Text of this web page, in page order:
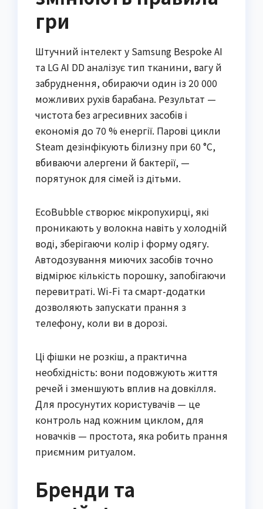
гри
Штучний інтелект у Samsung Bespoke AI
та LG AI DD аналізує тип тканини, вагу й
забруднення, обираючи один із 20 000
можливих рухів барабана. Результат —
чистота без агресивних засобів і
економія до 70 % енергії. Парові цикли
Steam дезінфікують білизну при 60 °C,
вбиваючи алергени й бактерії, —
порятунок для сімей із дітьми.
EcoBubble створює мікропухирці, які
проникають у волокна навіть у холодній
воді, зберігаючи колір і форму одягу.
Автодозування миючих засобів точно
відмірює кількість порошку, запобігаючи
перевитраті. Wi-Fi та смарт-додатки
дозволяють запускати прання з
телефону, коли ви в дорозі.
Ці фішки не розкіш, а практична
необхідність: вони подовжують життя
речей і зменшують вплив на довкілля.
Для просунутих користувачів — це
контроль над кожним циклом, для
новачків — простота, яка робить прання
приємним ритуалом.
Бренди та